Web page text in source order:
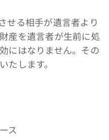
せる相手が遺言者より
産を遺言者が生前に処
にはなりません。その
たします。
ス